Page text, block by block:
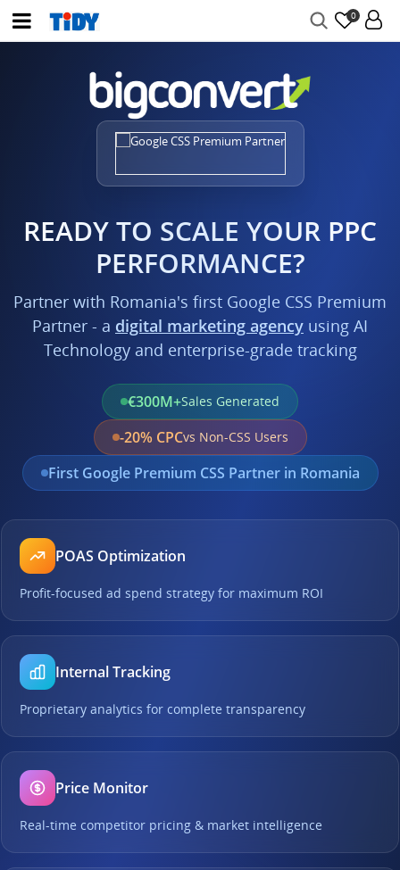
0
READY TO SCALE YOUR PPC
PERFORMANCE?
Partner with Romania's first Google CSS Premium
Partner - a digital marketing agency using AI
Technology and enterprise-grade tracking
€300M+Sales Generated
-20% CPCvs Non-CSS Users
First Google Premium CSS Partner in Romania
POAS Optimization
Profit-focused ad spend strategy for maximum ROI
Internal Tracking
Proprietary analytics for complete transparency
Price Monitor
Real-time competitor pricing & market intelligence